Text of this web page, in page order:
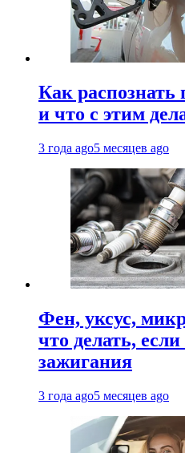
Как распознать
и что с этим
3 года ago5 месяцев ago
Фен, уксус,
что делать,
зажигания
3 года ago5 месяцев ago